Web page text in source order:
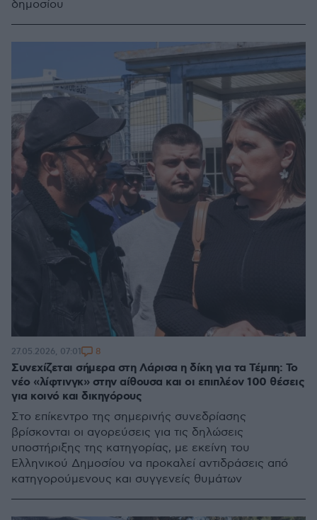
δημοσίου
Συνεχίζεται σήμερα στη Λάρισα η δίκη για τα Τέμπη: Το
νέο «λίφτινγκ» στην αίθουσα και οι επιπλέον 100 θέσεις
για κοινό και δικηγόρους
Στο επίκεντρο της σημερινής συνεδρίασης
βρίσκονται οι αγορεύσεις για τις δηλώσεις
υποστήριξης της κατηγορίας, με εκείνη του
Ελληνικού Δημοσίου να προκαλεί αντιδράσεις από
κατηγορούμενους και συγγενείς θυμάτων
27.05.2026, 07:01 8